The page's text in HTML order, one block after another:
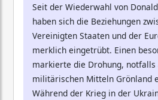
Seit der Wiederwahl von
haben sich die Beziehungen
Vereinigten Staaten und der
merklich eingetrübt. Einen
markierte die Drohung,
militärischen Mitteln Grönland
Während der Krieg in der